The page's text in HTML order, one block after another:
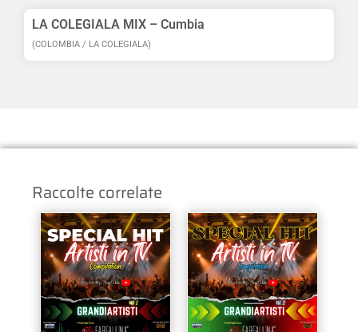
LA COLEGIALA MIX – Cumbia
(COLOMBIA / LA COLEGIALA)
Raccolte correlate